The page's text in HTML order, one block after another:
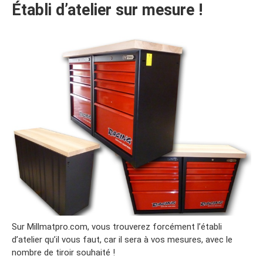
Établi d’atelier sur mesure !
Sur Millmatpro.com, vous trouverez forcément l’établi
d’atelier qu’il vous faut, car il sera à vos mesures, avec le
nombre de tiroir souhaité !